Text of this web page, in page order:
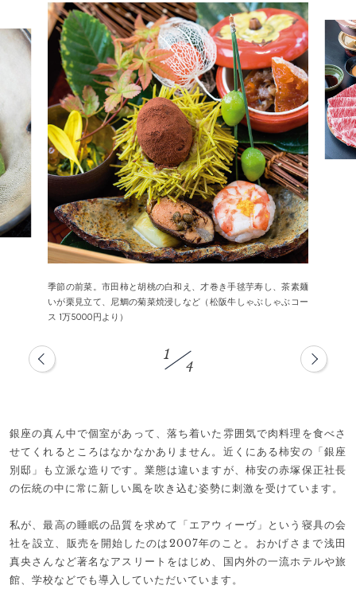
季節の前菜。市田柿と胡桃の白和え、才巻き手毬芋寿し、茶素麺
いが栗見立て、尼鯛の菊菜焼浸しなど（松阪牛しゃぶしゃぶコー
ス 1万5000円より）
1
4
銀座の真ん中で個室があって、落ち着いた雰囲気で肉料理を食べさ
せてくれるところはなかなかありません。近くにある柿安の「銀座
別邸」も立派な造りです。業態は違いますが、柿安の赤塚保正社長
の伝統の中に常に新しい風を吹き込む姿勢に刺激を受けています。
私が、最高の睡眠の品質を求めて「エアウィーヴ」という寝具の会
社を設立、販売を開始したのは2007年のこと。おかげさまで浅田
真央さんなど著名なアスリートをはじめ、国内外の一流ホテルや旅
館、学校などでも導入していただいています。